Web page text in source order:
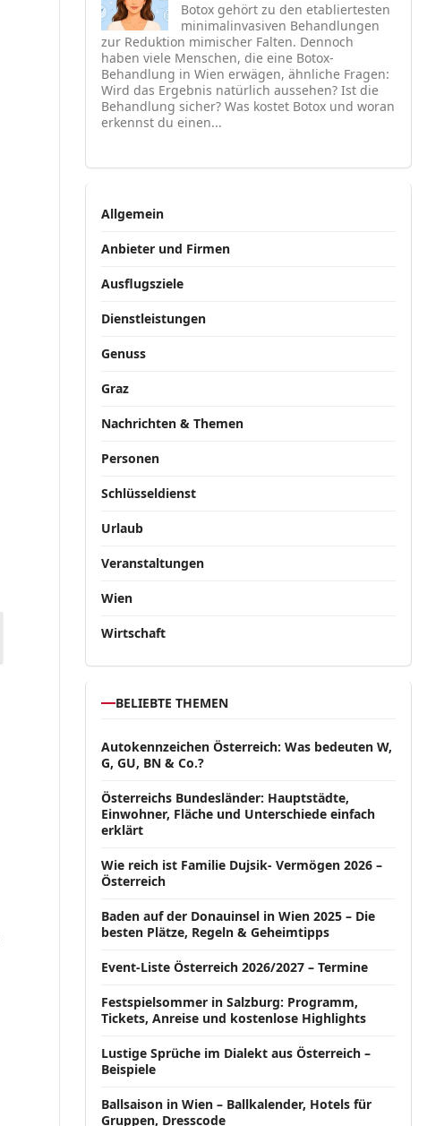
Botox gehört zu den etabliertesten
minimalinvasiven Behandlungen
zur Reduktion mimischer Falten. Dennoch
haben viele Menschen, die eine Botox-
Behandlung in Wien erwägen, ähnliche Fragen:
Wird das Ergebnis natürlich aussehen? Ist die
Behandlung sicher? Was kostet Botox und woran
erkennst du einen...
Allgemein
Anbieter und Firmen
Ausflugsziele
Dienstleistungen
Genuss
Graz
Nachrichten & Themen
Personen
Schlüsseldienst
Urlaub
Veranstaltungen
Wien
Wirtschaft
BELIEBTE THEMEN
Autokennzeichen Österreich: Was bedeuten W,
G, GU, BN & Co.?
Österreichs Bundesländer: Hauptstädte,
Einwohner, Fläche und Unterschiede einfach
erklärt
Wie reich ist Familie Dujsik- Vermögen 2026 –
Österreich
Baden auf der Donauinsel in Wien 2025 – Die
besten Plätze, Regeln & Geheimtipps
Event-Liste Österreich 2026/2027 – Termine
Festspielsommer in Salzburg: Programm,
Tickets, Anreise und kostenlose Highlights
Lustige Sprüche im Dialekt aus Österreich –
Beispiele
Ballsaison in Wien – Ballkalender, Hotels für
Gruppen, Dresscode